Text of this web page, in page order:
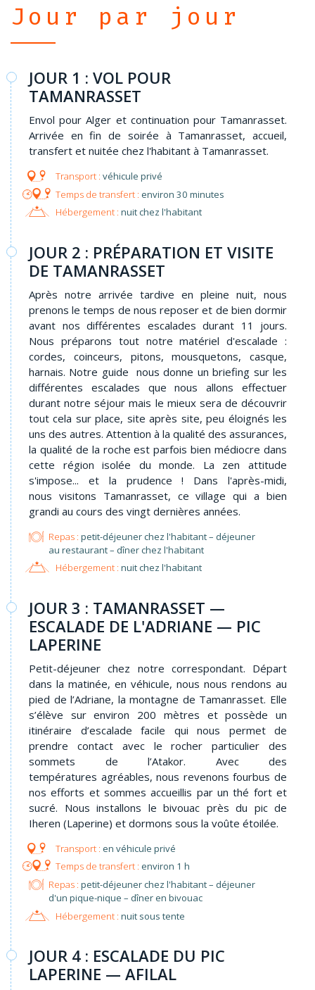
Jour par jour
JOUR 1 : VOL POUR
TAMANRASSET
Envol pour Alger et continuation pour Tamanrasset.
Arrivée en fin de soirée à Tamanrasset, accueil,
transfert et nuitée chez l'habitant à Tamanrasset.
véhicule privé
environ 30 minutes
Hébergement : nuit chez l'habitant
JOUR 2 : PRÉPARATION ET VISITE
DE TAMANRASSET
Après notre arrivée tardive en pleine nuit, nous
prenons le temps de nous reposer et de bien dormir
avant nos différentes escalades durant 11 jours.
Nous préparons tout notre matériel d'escalade :
cordes, coinceurs, pitons, mousquetons, casque,
harnais. Notre guide nous donne un briefing sur les
différentes escalades que nous allons effectuer
durant notre séjour mais le mieux sera de découvrir
tout cela sur place, site après site, peu éloignés les
uns des autres. Attention à la qualité des assurances,
la qualité de la roche est parfois bien médiocre dans
cette région isolée du monde. La zen attitude
s'impose... et la prudence ! Dans l'après-midi,
nous visitons Tamanrasset, ce village qui a bien
grandi au cours des vingt dernières années.
Repas : petit-déjeuner chez l'habitant – déjeuner
au restaurant – dîner chez l'habitant
Hébergement : nuit chez l'habitant
JOUR 3 : TAMANRASSET —
ESCALADE DE L'ADRIANE — PIC
LAPERINE
Petit-déjeuner chez notre correspondant. Départ
dans la matinée, en véhicule, nous nous rendons au
pied de l’Adriane, la montagne de Tamanrasset. Elle
s’élève sur environ 200 mètres et possède un
itinéraire d’escalade facile qui nous permet de
prendre contact avec le rocher particulier des
sommets de l’Atakor. Avec des
températures agréables, nous revenons fourbus de
nos efforts et sommes accueillis par un thé fort et
sucré. Nous installons le bivouac près du pic de
Iheren (Laperine) et dormons sous la voûte étoilée.
en véhicule privé
environ 1 h
Repas : petit-déjeuner chez l'habitant – déjeuner
d'un pique-nique – dîner en bivouac
Hébergement : nuit sous tente
JOUR 4 : ESCALADE DU PIC
LAPERINE — AFILAL